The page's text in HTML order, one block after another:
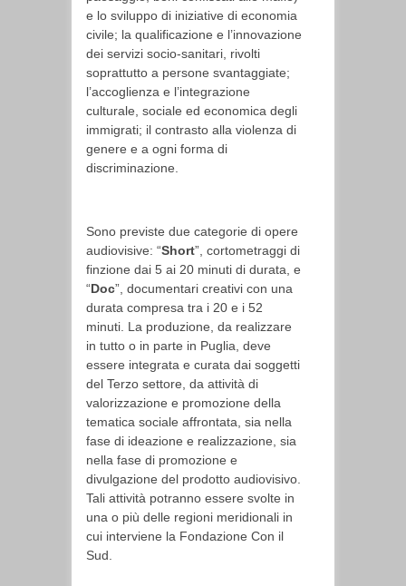
e lo sviluppo di iniziative di economia
civile; la qualificazione e l’innovazione
dei servizi socio-sanitari, rivolti
soprattutto a persone svantaggiate;
l’accoglienza e l’integrazione
culturale, sociale ed economica degli
immigrati; il contrasto alla violenza di
genere e a ogni forma di
discriminazione.
Sono previste due categorie di opere
audiovisive: “Short”, cortometraggi di
finzione dai 5 ai 20 minuti di durata, e
“Doc”, documentari creativi con una
durata compresa tra i 20 e i 52
minuti. La produzione, da realizzare
in tutto o in parte in Puglia, deve
essere integrata e curata dai soggetti
del Terzo settore, da attività di
valorizzazione e promozione della
tematica sociale affrontata, sia nella
fase di ideazione e realizzazione, sia
nella fase di promozione e
divulgazione del prodotto audiovisivo.
Tali attività potranno essere svolte in
una o più delle regioni meridionali in
cui interviene la Fondazione Con il
Sud.